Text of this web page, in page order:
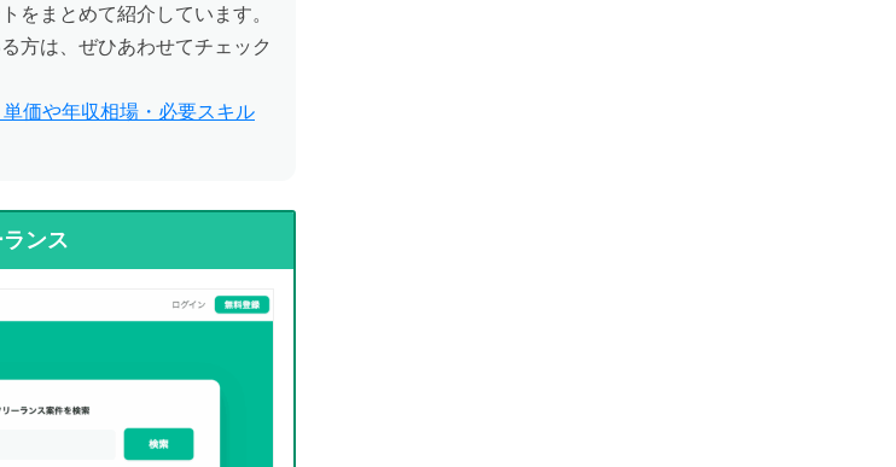
をまとめて紹介しています。
方は、ぜひあわせてチェック
価や年収相場・必要スキル
ンス